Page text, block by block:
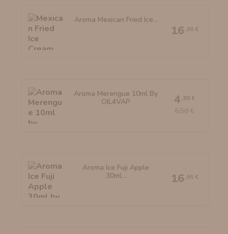
Aroma Mexican Fried Ice...
16 ,90 €
Aroma Merengue 10ml By
OIL4VAP
4 ,88 €
Aroma Ice Fuji Apple
30ml...
16 ,95 €